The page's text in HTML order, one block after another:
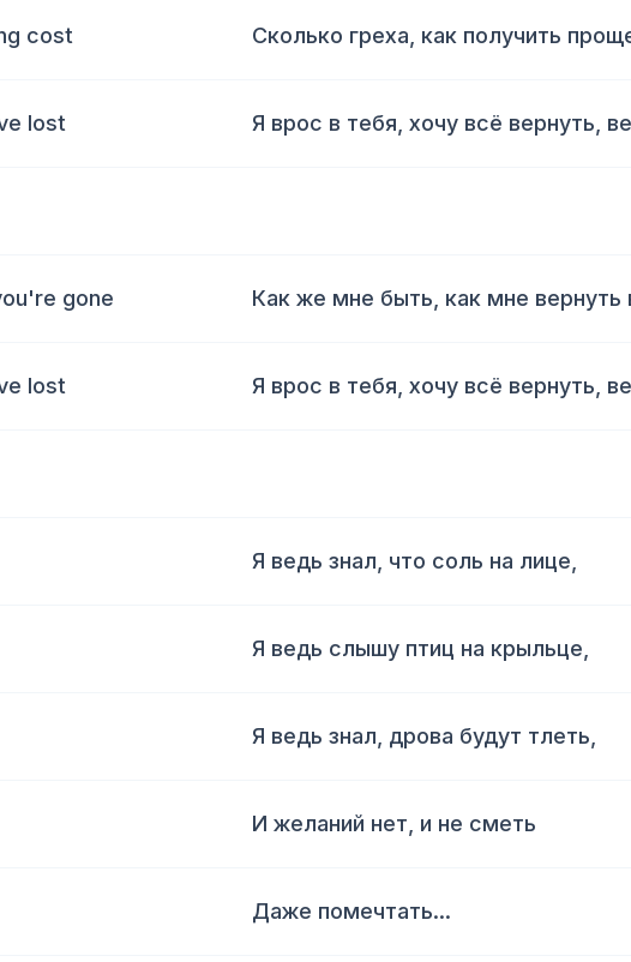
cost Сколько греха, как получить
lost Я врос в тебя, хочу всё вернуть,
gone Как же мне быть, как мне вернуть
lost Я врос в тебя, хочу всё вернуть,
Я ведь знал, что соль на лице,
Я ведь слышу птиц на крыльце,
Я ведь знал, дрова будут тлеть,
И желаний нет, и не сметь
Даже помечтать...